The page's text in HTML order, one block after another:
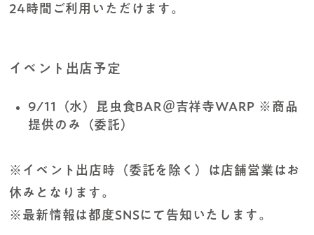
24時間ご利用いただけます。
イベント出店予定
9/11（水）昆虫食BAR＠吉祥寺WARP ※商品
提供のみ（委託）
※イベント出店時（委託を除く）は店舗営業はお
休みとなります。
※最新情報は都度SNSにて告知いたします。